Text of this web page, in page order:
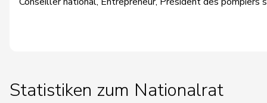
Statistiken zum Nationalrat